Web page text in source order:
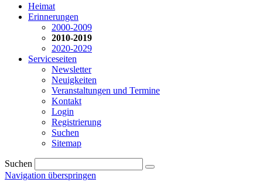
Heimat
Erinnerungen
2000-2009
2010-2019
2020-2029
Serviceseiten
Newsletter
Neuigkeiten
Veranstaltungen und Termine
Kontakt
Login
Registrierung
Suchen
Sitemap
Suchen
Navigation überspringen